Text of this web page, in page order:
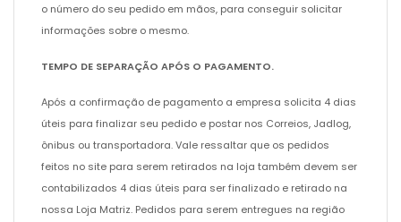
o número do seu pedido em mãos, para conseguir solicitar
informações sobre o mesmo.
TEMPO DE SEPARAÇÃO APÓS O PAGAMENTO.
Após a confirmação de pagamento a empresa solicita 4 dias
úteis para finalizar seu pedido e postar nos Correios, Jadlog,
ônibus ou transportadora. Vale ressaltar que os pedidos
feitos no site para serem retirados na loja também devem ser
contabilizados 4 dias úteis para ser finalizado e retirado na
nossa Loja Matriz. Pedidos para serem entregues na região